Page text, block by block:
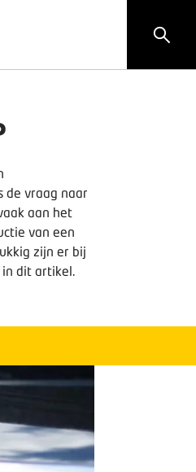
de vraag naar
aan het
van een
zijn er bij
in dit artikel.